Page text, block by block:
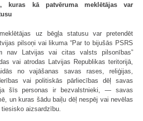
kuras kā patvēruma meklētājas var
uz bēgļa statusu var pretendēt
pilsoņi vai likuma “Par to bijušās PSRS
nav Latvijas vai citas valsts pilsonības”
vai atrodas Latvijas Republikas teritorijā,
no vajāšanas savas rases, reliģijas,
vai politiskās pārliecības dēļ savas
šīs personas ir bezvalstnieki, — savas
un kuras šādu baiļu dēļ nespēj vai nevēlas
aizsardzību.